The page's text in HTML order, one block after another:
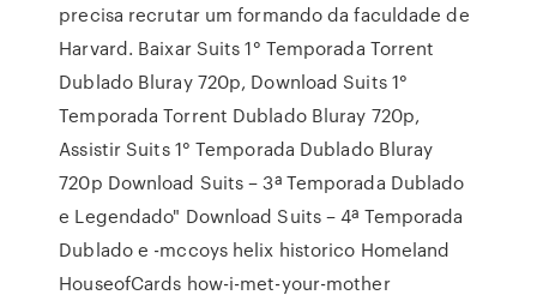
precisa recrutar um formando da faculdade de
Harvard. Baixar Suits 1° Temporada Torrent
Dublado Bluray 720p, Download Suits 1°
Temporada Torrent Dublado Bluray 720p,
Assistir Suits 1° Temporada Dublado Bluray
720p Download Suits – 3ª Temporada Dublado
e Legendado" Download Suits – 4ª Temporada
Dublado e -mccoys helix historico Homeland
HouseofCards how-i-met-your-mother